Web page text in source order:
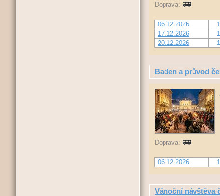
Doprava:
06.12.2026
17.12.2026
20.12.2026
Baden a průvod
Doprava:
06.12.2026
Vánoční návštěva